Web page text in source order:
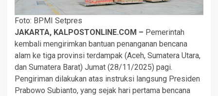
Foto: BPMI Setpres
JAKARTA, KALPOSTONLINE.COM – Pemerintah
kembali mengirimkan bantuan penanganan bencana
alam ke tiga provinsi terdampak (Aceh, Sumatera Utara,
dan Sumatera Barat) Jumat (28/11/2025) pagi.
Pengiriman dilakukan atas instruksi langsung Presiden
Prabowo Subianto, yang sejak hari pertama bencana